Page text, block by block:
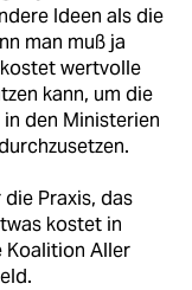
Ideen als die
man muß ja
wertvolle
kann, um die
den Ministerien
Praxis, das
kostet in
Koalition Aller